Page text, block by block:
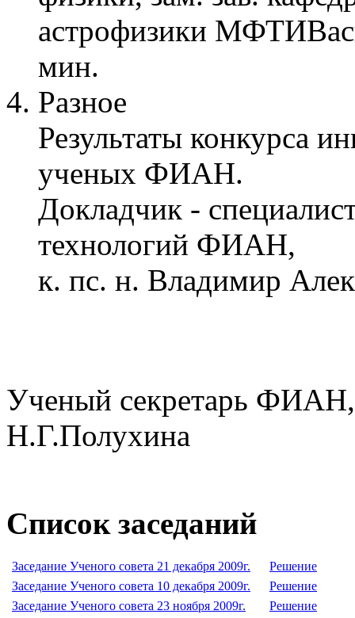
астрофизики
мин.
Разное
Результаты конкурса
ученых ФИАН.
Докладчик -
технологий ФИАН,
к. пс. н. Владимир
Ученый секретарь
Н.Г.Полухина
Список заседаний
Заседание Ученого совета 21 декабря 2009г.
Решение
Заседание Ученого совета 10 декабря 2009г.
Решение
Заседание Ученого совета 23 ноября 2009г.
Решение